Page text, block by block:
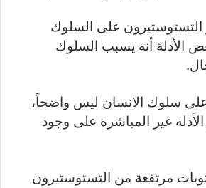
التستوستيرون على السلوك
الأدلة أنه يسبب السلوك
على سلوك الانسان ليس واضحاً،
غير المباشرة على وجود
مرتفعة من التستوستيرون